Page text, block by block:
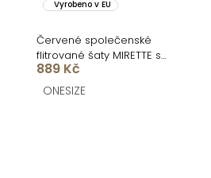
Vyrobeno v EU
Červené společenské
flitrované šaty MIRETTE s
drapováním
889 Kč
ONESIZE